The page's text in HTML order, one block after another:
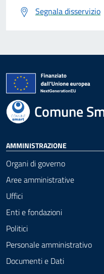
Segnala disservizio
Comune
AMMINISTRAZIONE
Organi di governo
Aree amministrative
Uffici
Enti e fondazioni
Politici
Personale amministrativo
Documenti e Dati